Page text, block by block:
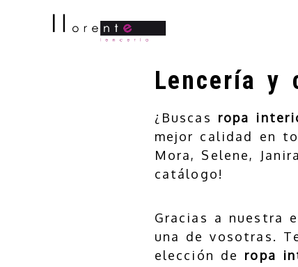
Lencería y
¿Buscas ropa
mejor calidad en
Mora, Selene,
catálogo!
Gracias a nuestra
una de vosotras.
elección de ropa